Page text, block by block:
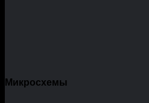
Микросхемы